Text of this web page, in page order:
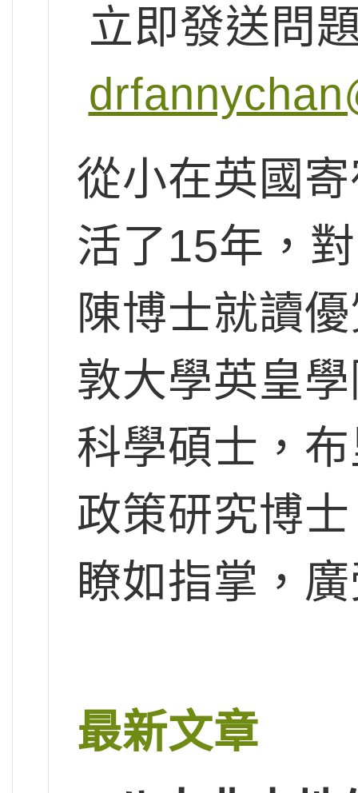
立即發送問
從小在英國
活了15年，
陳博士就讀
敦大學英皇
科學碩士，
政策研究博
瞭如指掌，
最新文章